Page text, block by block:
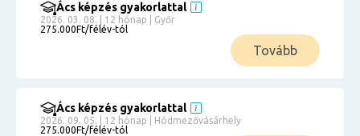
Ács képzés gyakorlattal
2026. 03. 08. | 12 hónap | Győr
275.000Ft/félév-tól
Tovább
Ács képzés gyakorlattal
2026. 09. 05. | 12 hónap | Hódmezővásárhely
275.000Ft/félév-tól